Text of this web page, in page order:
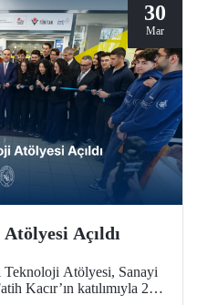
30
Mar
Açıldı
Atölyesi, Sanayi
Kacır’ın katılımıyla 27